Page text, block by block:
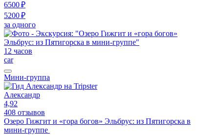
6500 ₽
5200 ₽
за одного
12 часов
car
Мини-группа
Александр
4,92
408 отзывов
Озеро Гижгит и «гора богов» Эльбрус: из Пятигорска в
мини-группе